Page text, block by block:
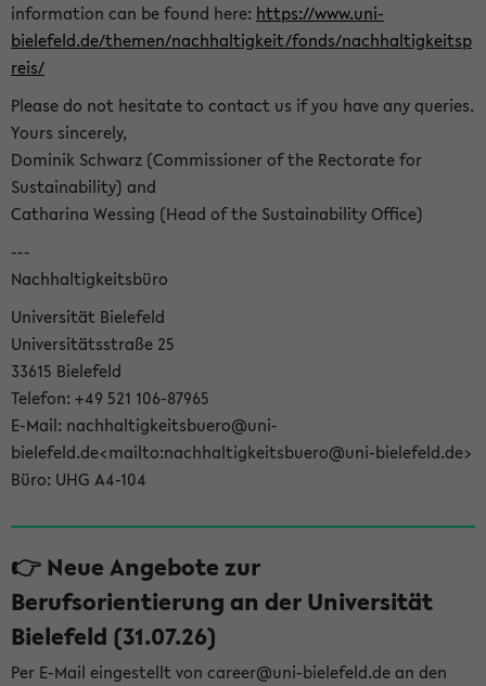
information can be found here: https://www.uni-
bielefeld.de/themen/nachhaltigkeit/fonds/nachhaltigkeitsp
reis/
Please do not hesitate to contact us if you have any queries.
Yours sincerely,
Dominik Schwarz (Commissioner of the Rectorate for
Sustainability) and
Catharina Wessing (Head of the Sustainability Office)
---
Nachhaltigkeitsbüro
Universität Bielefeld
Universitätsstraße 25
33615 Bielefeld
Telefon: +49 521 106-87965
E-Mail: nachhaltigkeitsbuero@uni-
bielefeld.de<mailto:nachhaltigkeitsbuero@uni-bielefeld.de>
Büro: UHG A4-104
👉 Neue Angebote zur
Berufsorientierung an der Universität
Bielefeld (31.07.26)
Per E-Mail eingestellt von career@uni-bielefeld.de an den